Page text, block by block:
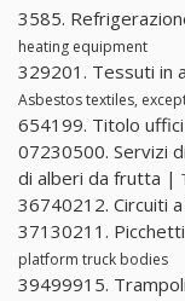
3585.
heating equipment
329201. Tessuti in
Asbestos textiles,
654199. Titolo
07230500. Servizi
di alberi da frutta |
36740212. Circuiti
37130211.
platform truck bodies
39499915.